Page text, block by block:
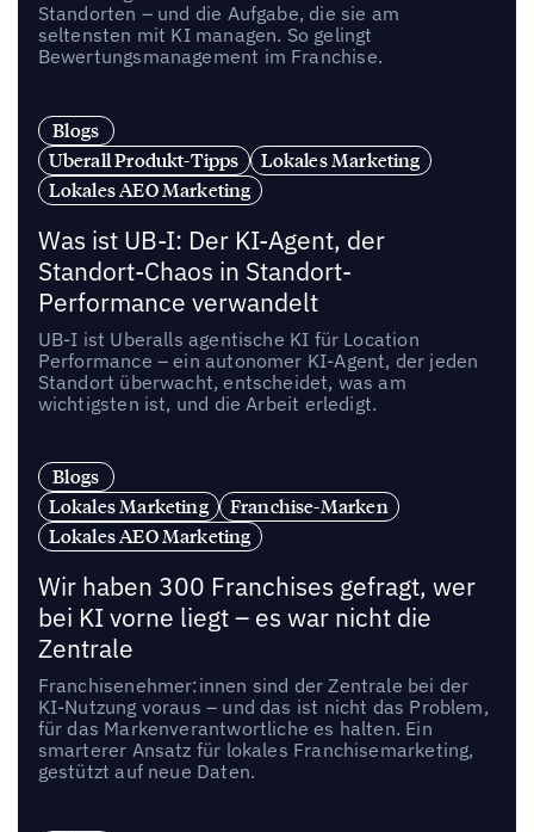
Standorten – und die Aufgabe, die sie am
seltensten mit KI managen. So gelingt
Bewertungsmanagement im Franchise.
Blogs
Uberall Produkt-Tipps
Lokales Marketing
Lokales AEO Marketing
Was ist UB-I: Der KI-Agent, der
Standort-Chaos in Standort-
Performance verwandelt
UB-I ist Uberalls agentische KI für Location
Performance – ein autonomer KI-Agent, der jeden
Standort überwacht, entscheidet, was am
wichtigsten ist, und die Arbeit erledigt.
Blogs
Lokales Marketing
Franchise-Marken
Lokales AEO Marketing
Wir haben 300 Franchises gefragt, wer
bei KI vorne liegt – es war nicht die
Zentrale
Franchisenehmer:innen sind der Zentrale bei der
KI-Nutzung voraus – und das ist nicht das Problem,
für das Markenverantwortliche es halten. Ein
smarterer Ansatz für lokales Franchisemarketing,
gestützt auf neue Daten.